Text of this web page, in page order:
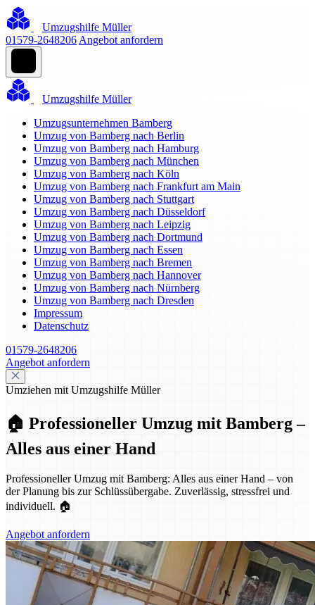
Umzugshilfe Müller
01579-2648206 Angebot anfordern
Umzugshilfe Müller
Umzugsunternehmen Bamberg
Umzug von Bamberg nach Berlin
Umzug von Bamberg nach Hamburg
Umzug von Bamberg nach München
Umzug von Bamberg nach Köln
Umzug von Bamberg nach Frankfurt am Main
Umzug von Bamberg nach Stuttgart
Umzug von Bamberg nach Düsseldorf
Umzug von Bamberg nach Leipzig
Umzug von Bamberg nach Dortmund
Umzug von Bamberg nach Essen
Umzug von Bamberg nach Bremen
Umzug von Bamberg nach Hannover
Umzug von Bamberg nach Nürnberg
Umzug von Bamberg nach Dresden
Impressum
Datenschutz
01579-2648206
Angebot anfordern
Umziehen mit Umzugshilfe Müller
🏠 Professioneller Umzug mit Bamberg –
Alles aus einer Hand
Professioneller Umzug mit Bamberg: Alles aus einer Hand – von
der Planung bis zur Schlüssübergabe. Zuverlässig, stressfrei und
individuell. 🏠
Angebot anfordern